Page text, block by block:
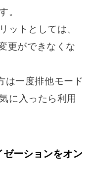
。
ットとしては、
更ができなくな
は一度排他モード
に入ったら利用
ーションをオン